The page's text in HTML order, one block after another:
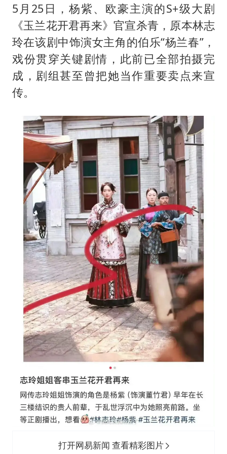
5月25日，杨紫、欧豪主演的S+级大剧
《玉兰花开君再来》官宣杀青，原本林志
玲在该剧中饰演女主角的伯乐“杨兰春”，
戏份贯穿关键剧情，此前已全部拍摄完
成，剧组甚至曾把她当作重要卖点来宣
传。
打开网易新闻 查看精彩图片